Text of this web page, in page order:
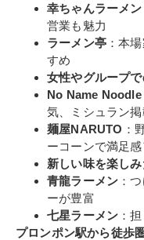
幸ちゃんラーメン
営業も魅力
ラーメン亭 ：本
すめ
女性やグループ
No Name Noodle
気、ミシュラン
麺屋NARUTO ：
ーコーンで満足
新しい味を楽し
青龍ラーメン ：
ーが豊富
七星ラーメン ：
プロンポン駅から徒歩